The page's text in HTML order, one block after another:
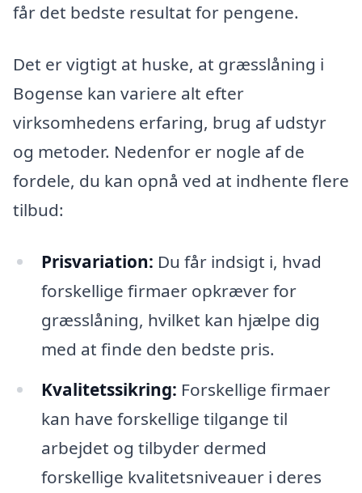
får det bedste resultat for pengene.
Det er vigtigt at huske, at græsslåning i
Bogense kan variere alt efter
virksomhedens erfaring, brug af udstyr
og metoder. Nedenfor er nogle af de
fordele, du kan opnå ved at indhente flere
tilbud:
Prisvariation: Du får indsigt i, hvad
forskellige firmaer opkræver for
græsslåning, hvilket kan hjælpe dig
med at finde den bedste pris.
Kvalitetssikring: Forskellige firmaer
kan have forskellige tilgange til
arbejdet og tilbyder dermed
forskellige kvalitetsniveauer i deres